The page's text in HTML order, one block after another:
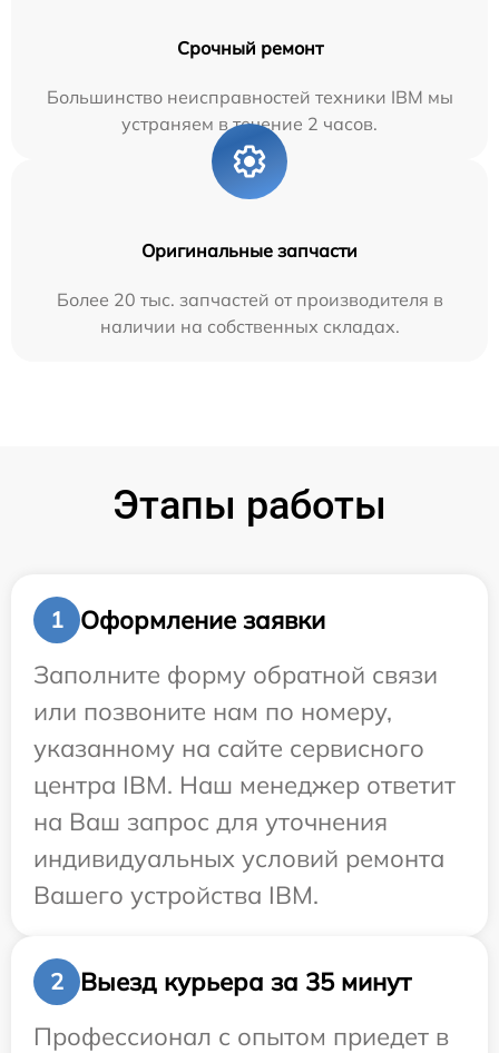
Срочный ремонт
Большинство неисправностей техники IBM мы
устраняем в течение 2 часов.
Оригинальные запчасти
Более 20 тыс. запчастей от производителя в
наличии на собственных складах.
Этапы работы
1
Оформление заявки
Заполните форму обратной связи
или позвоните нам по номеру,
указанному на сайте сервисного
центра IBM. Наш менеджер ответит
на Ваш запрос для уточнения
индивидуальных условий ремонта
Вашего устройства IBM.
2
Выезд курьера за 35 минут
Профессионал с опытом приедет в